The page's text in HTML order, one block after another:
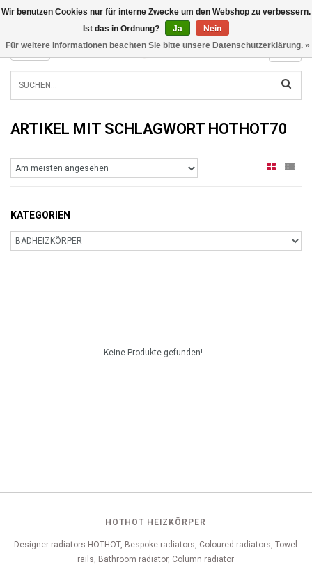
INFO@RADIATORS.SHOP
MENU
ARTIKEL MIT SCHLAGWORT HOTHOT70
KATEGORIEN
Keine Produkte gefunden!...
HOTHOT HEIZKÖRPER
Designer radiators HOTHOT, Bespoke radiators, Coloured radiators, Towel
rails, Bathroom radiator, Column radiator
Wir benutzen Cookies nur für interne Zwecke um den Webshop zu verbessern.
Ist das in Ordnung?
Ja
Nein
Für weitere Informationen beachten Sie bitte unsere Datenschutzerklärung. »